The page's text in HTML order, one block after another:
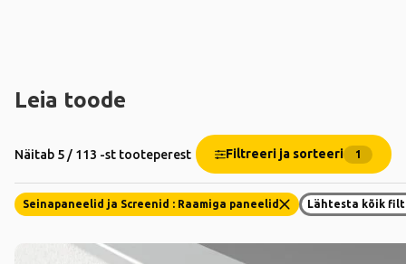
Leia toode
Näitab 5 / 113 -st tooteperest Filtreeri ja sorteeri 1
Seinapaneelid ja Screenid : Raamiga paneelid Lähtesta kõik